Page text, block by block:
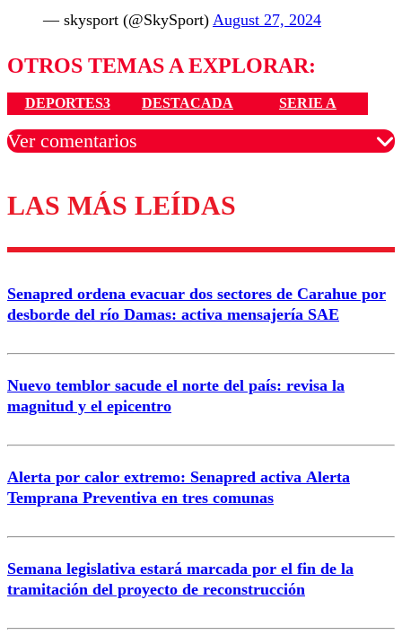
— skysport (@SkySport) August 27, 2024
OTROS TEMAS A EXPLORAR:
DEPORTES3 DESTACADA SERIE A
Ver comentarios
Los comentarios son moderados para garantizar un
diálogo respetuoso.
Nombre
Correo
LAS MÁS LEÍDAS
Senapred ordena evacuar dos sectores de Carahue por
desborde del río Damas: activa mensajería SAE
Nuevo temblor sacude el norte del país: revisa la
magnitud y el epicentro
Alerta por calor extremo: Senapred activa Alerta
Temprana Preventiva en tres comunas
Semana legislativa estará marcada por el fin de la
tramitación del proyecto de reconstrucción